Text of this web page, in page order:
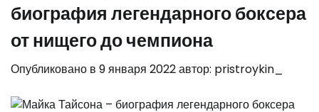
биография легендарного боксера
от нищего до чемпиона
Опубликовано в 9 января 2022автор: pristroykin_